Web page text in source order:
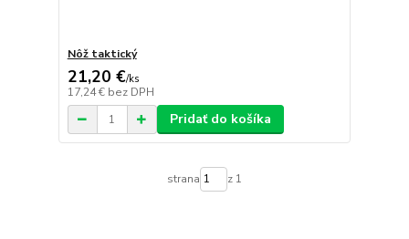
Nôž taktický
21,20 €/ks
17,24 € bez DPH
Pridať do košíka
strana z 1